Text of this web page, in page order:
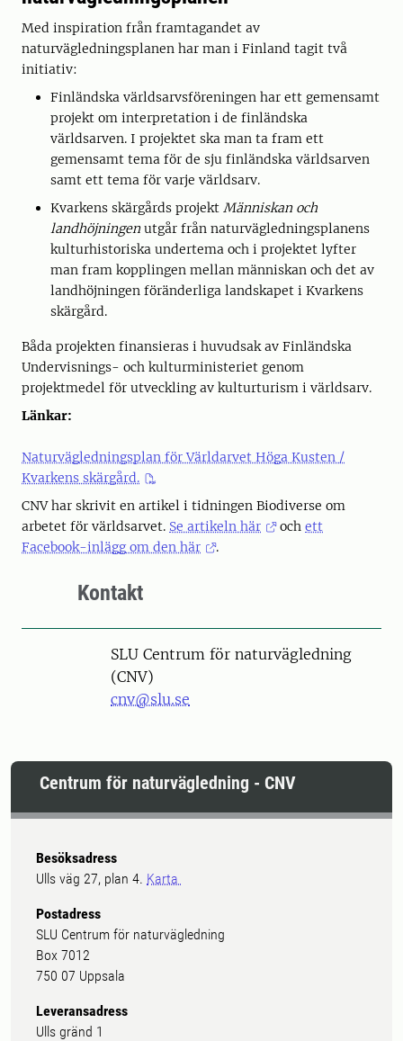
Med inspiration från framtagandet av
naturvägledningsplanen har man i Finland tagit två
initiativ:
Finländska världsarvsföreningen har ett gemensamt
projekt om interpretation i de finländska
världsarven. I projektet ska man ta fram ett
gemensamt tema för de sju finländska världsarven
samt ett tema för varje världsarv.
Kvarkens skärgårds projekt Människan och
landhöjningenutgår från naturvägledningsplanens
kulturhistoriska undertema och i projektet lyfter
man fram kopplingen mellan människan och det av
landhöjningen föränderliga landskapet i Kvarkens
skärgård.
Båda projekten finansieras i huvudsak av Finländska
Undervisnings- och kulturministeriet genom
projektmedel för utveckling av kulturturism i världsarv.
Länkar:
Naturvägledningsplan för Världarvet Höga Kusten /
Kvarkens skärgård.
CNV har skrivit en artikel i tidningen Biodiverse om
arbetet för världsarvet. Se artikeln här ochett
Facebook-inlägg om den här
.
Kontakt
SLU Centrum för naturvägledning
(CNV)
cnv@slu.se
Centrum för naturvägledning - CNV
Besöksadress
Ulls väg 27, plan 4. Karta
Postadress
SLU Centrum för naturvägledning
Box 7012
750 07 Uppsala
Leveransadress
Ulls gränd 1